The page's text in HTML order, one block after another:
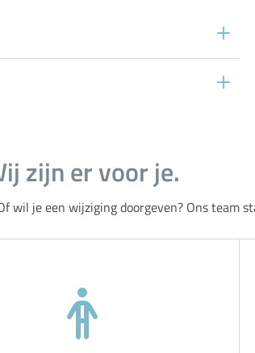
zijn er voor je.
wil je een wijziging doorgeven? Ons team